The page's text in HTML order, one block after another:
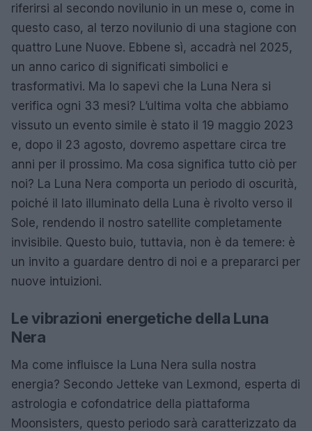
riferirsi al secondo novilunio in un mese o, come in
questo caso, al terzo novilunio di una stagione con
quattro Lune Nuove. Ebbene sì, accadrà nel 2025,
un anno carico di significati simbolici e
trasformativi. Ma lo sapevi che la Luna Nera si
verifica ogni 33 mesi? L’ultima volta che abbiamo
vissuto un evento simile è stato il 19 maggio 2023
e, dopo il 23 agosto, dovremo aspettare circa tre
anni per il prossimo. Ma cosa significa tutto ciò per
noi? La Luna Nera comporta un periodo di oscurità,
poiché il lato illuminato della Luna è rivolto verso il
Sole, rendendo il nostro satellite completamente
invisibile. Questo buio, tuttavia, non è da temere: è
un invito a guardare dentro di noi e a prepararci per
nuove intuizioni.
Le vibrazioni energetiche della Luna
Nera
Ma come influisce la Luna Nera sulla nostra
energia? Secondo Jetteke van Lexmond, esperta di
astrologia e cofondatrice della piattaforma
Moonsisters, questo periodo sarà caratterizzato da